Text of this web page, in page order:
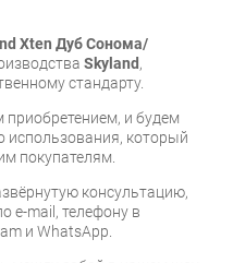
Xten Дуб Сонома/
Skyland,
стандарту.
и будем
использования, который
покупателям.
консультацию,
e-mail, телефону в
и WhatsApp.